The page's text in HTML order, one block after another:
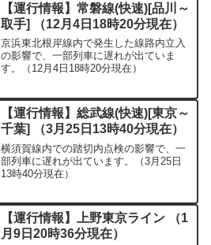
【運行情報】常磐線(快速)[品川～
取手] （12月4日18時20分現在）
京浜東北根岸線内で発生した線路内立入
の影響で、一部列車に遅れが出ていま
す。（12月4日18時20分現在）
【運行情報】総武線(快速)[東京～
千葉] （3月25日13時40分現在）
横須賀線内での踏切内点検の影響で、一
部列車に遅れが出ています。（3月25日
13時40分現在）
【運行情報】上野東京ライン （1
月9日20時36分現在）